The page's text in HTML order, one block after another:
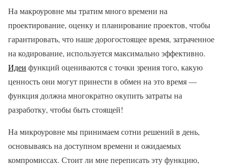
На макроуровне мы тратим много времени на
проектирование, оценку и планирование проектов, чтобы
гарантировать, что наше дорогостоящее время, затраченное
на кодирование, используется максимально эффективно.
Идеи функций оцениваются с точки зрения того, какую
ценность они могут принести в обмен на это время —
функция должна многократно окупить затраты на
разработку, чтобы быть стоящей!
На микроуровне мы принимаем сотни решений в день,
основываясь на доступном времени и ожидаемых
компромиссах. Стоит ли мне переписать эту функцию,